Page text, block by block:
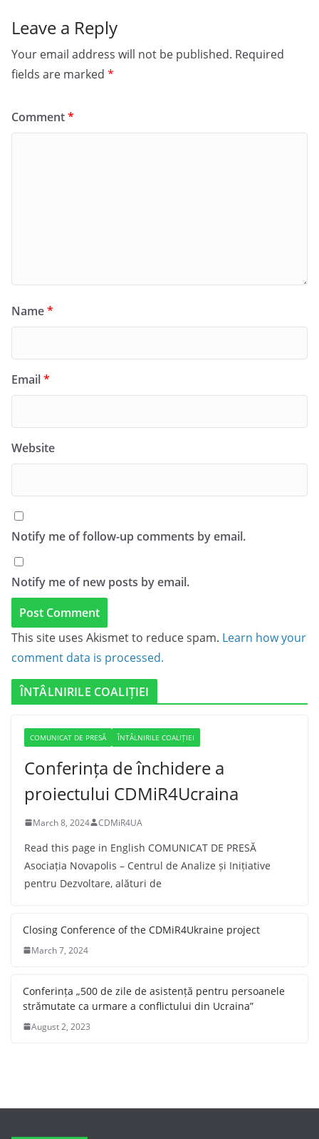
Leave a Reply
Your email address will not be published. Required
fields are marked *
Comment*
Name*
Email*
Website
Notify me of follow-up comments by email.
Notify me of new posts by email.
This site uses Akismet to reduce spam. Learn how your
comment data is processed.
ÎNTÂLNIRILE COALIȚIEI
COMUNICAT DE PRESĂ ÎNTÂLNIRILE COALIȚIEI
Conferința de închidere a
proiectului CDMiR4Ucraina
March 8, 2024 CDMiR4UA
Read this page in English COMUNICAT DE PRESĂ
Asociația Novapolis – Centrul de Analize și Inițiative
pentru Dezvoltare, alături de
Closing Conference of the CDMiR4Ukraine project
March 7, 2024
Conferința „500 de zile de asistență pentru persoanele
strămutate ca urmare a conflictului din Ucraina”
August 2, 2023